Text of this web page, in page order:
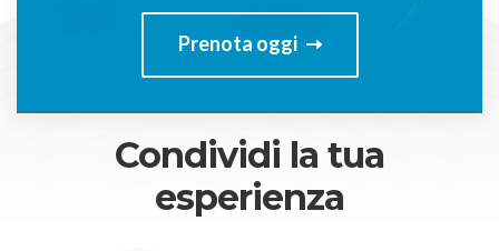
Prenota oggi
Condividi la tua
esperienza